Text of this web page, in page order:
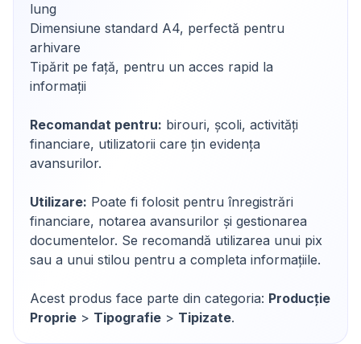
lung
Dimensiune standard A4, perfectă pentru
arhivare
Tipărit pe față, pentru un acces rapid la
informații
Recomandat pentru: birouri, școli, activități
financiare, utilizatorii care țin evidența
avansurilor.
Utilizare: Poate fi folosit pentru înregistrări
financiare, notarea avansurilor și gestionarea
documentelor. Se recomandă utilizarea unui pix
sau a unui stilou pentru a completa informațiile.
Acest produs face parte din categoria: Producție
Proprie > Tipografie > Tipizate.